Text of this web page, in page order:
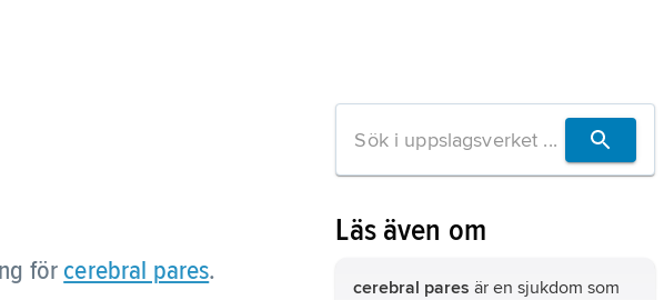
för cerebral pares.
Läs även om
cerebral pares är en sjukdom som